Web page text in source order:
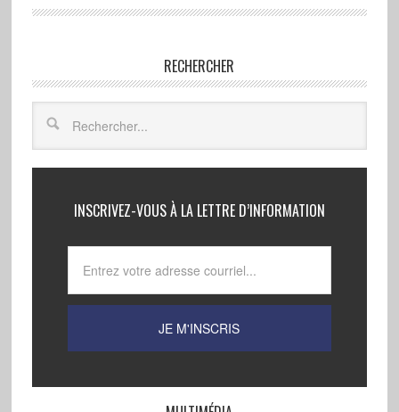
RECHERCHER
INSCRIVEZ-VOUS À LA LETTRE D’INFORMATION